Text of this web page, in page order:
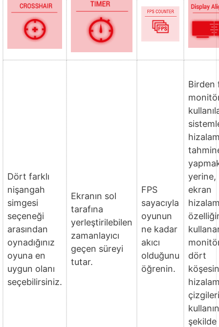
Dört farklı
nişangah
simgesi
seçeneği
arasından
oynadığınız
oyuna en
uygun olanı
seçebilirsiniz.
Ekranın sol
tarafına
yerleştirilebilen
zamanlayıcı
geçen süreyi
tutar.
FPS
sayacıyla
oyunun
ne kadar
akıcı
olduğunu
öğrenin.
Birden
yerine,
ekran
dört